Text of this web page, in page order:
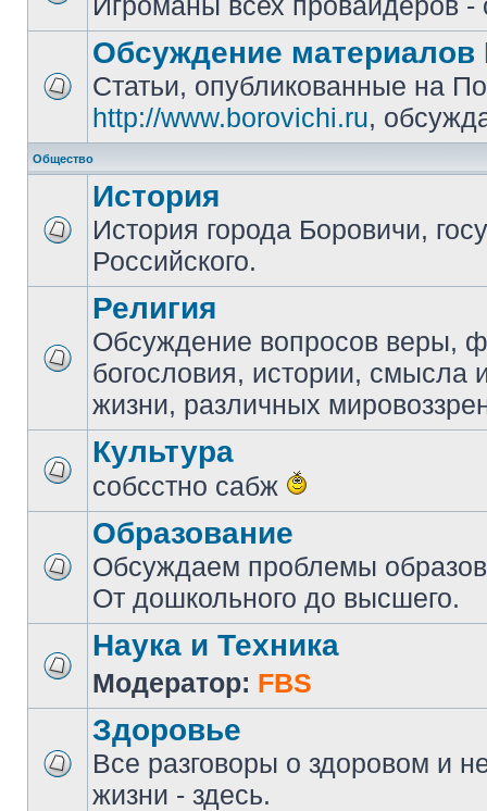
Обсуждение материалов
Статьи, опубликованные на
http://www.borovichi.ru,
Общество
История
История города Боровичи,
Российского.
Религия
Обсуждение вопросов веры,
богословия, истории, смысла
жизни, различных
Культура
собсстно сабж
Образование
Обсуждаем проблемы
От дошкольного до высшего.
Наука и Техника
Модератор: FBS
Здоровье
Все разговоры о здоровом и
жизни - здесь.